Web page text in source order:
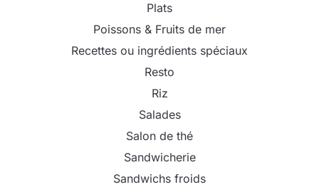
Plats
Poissons & Fruits de mer
Recettes ou ingrédients spéciaux
Resto
Riz
Salades
Salon de thé
Sandwicherie
Sandwichs froids